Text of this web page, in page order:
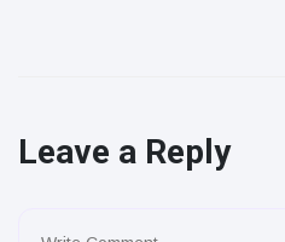
Leave a Reply